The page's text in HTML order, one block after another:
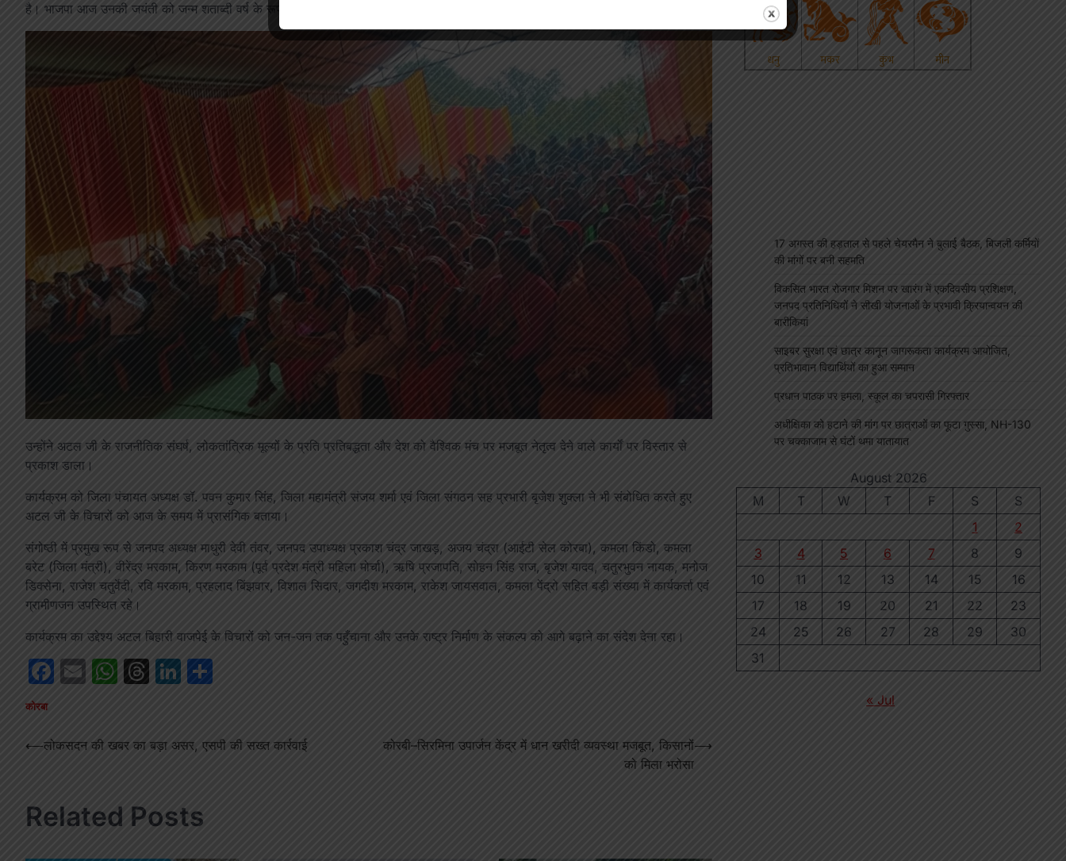
है। भाजपा आज उनकी जयंती को जन्म शताब्दी वर्ष के रूप में मना रही है, ताकि युवा पीढ़ी उनके विचारों से प्रेरणा ले सके।”
उन्होंने अटल जी के राजनीतिक संघर्ष, लोकतांत्रिक मूल्यों के प्रति प्रतिबद्धता और देश को वैश्विक मंच पर मजबूत नेतृत्व देने वाले कार्यों पर विस्तार से
प्रकाश डाला।
कार्यक्रम को जिला पंचायत अध्यक्ष डॉ. पवन कुमार सिंह, जिला महामंत्री संजय शर्मा एवं जिला संगठन सह प्रभारी बृजेश शुक्ला ने भी संबोधित करते हुए
अटल जी के विचारों को आज के समय में प्रासंगिक बताया।
संगोष्ठी में प्रमुख रूप से जनपद अध्यक्ष माधुरी देवी तंवर, जनपद उपाध्यक्ष प्रकाश चंद्र जाखड़, अजय चंद्रा (आईटी सेल कोरबा), कमला किंडो, कमला
बरेट (जिला मंत्री), वीरेंद्र मरकाम, किरण मरकाम (पूर्व प्रदेश मंत्री महिला मोर्चा), ऋषि प्रजापति, सोहन सिंह राज, बृजेश यादव, चतुरभुवन नायक, मनोज
डिक्सेना, राजेश चतुर्वेदी, रवि मरकाम, प्रहलाद बिंझवार, विशाल सिदार, जगदीश मरकाम, राकेश जायसवाल, कमला पेंद्रो सहित बड़ी संख्या में कार्यकर्ता एवं
ग्रामीणजन उपस्थित रहे।
कार्यक्रम का उद्देश्य अटल बिहारी वाजपेई के विचारों को जन-जन तक पहुँचाना और उनके राष्ट्र निर्माण के संकल्प को आगे बढ़ाने का संदेश देना रहा।
Facebook
EmailWhatsApp
Threads
LinkedIn
कोरबा
Post
⟵लोकसदन की खबर का बड़ा असर, एसपी की सख्त कार्रवाई
कोरबी–सिरमिना उपार्जन केंद्र में धान खरीदी व्यवस्था मजबूत, किसानों
को मिला भरोसा
⟶
Related Posts
17 अगस्त की हड़ताल से पहले चेयरमैन ने बुलाई बैठक, बिजली कर्मियों
की मांगों पर बनी सहमति
विकसित भारत रोजगार मिशन पर खारंग में एकदिवसीय प्रशिक्षण,
जनपद प्रतिनिधियों ने सीखी योजनाओं के प्रभावी क्रियान्वयन की
बारीकियां
साइबर सुरक्षा एवं छात्र कानून जागरूकता कार्यक्रम आयोजित,
प्रतिभावान विद्यार्थियों का हुआ सम्मान
प्रधान पाठक पर हमला, स्कूल का चपरासी गिरफ्तार
अधीक्षिका को हटाने की मांग पर छात्राओं का फूटा गुस्सा, NH-130
पर चक्काजाम से घंटों थमा यातायात
August 2026
M
T W T F S
S
1
2
3
4 5 6 7 8
9
10
11 12 13 14 15
16
17
18 19 20 21 22
23
24
25 26 27 28 29
30
31
« Jul